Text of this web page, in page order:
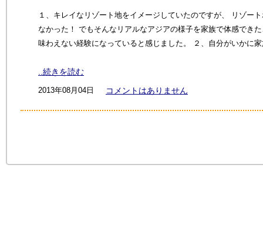
１、キレイなリゾート地をイメージしていたのですが、 リゾー
なかった！ でもそんなリアルなアジアの様子を家族で体感でき
味わえない経験になっていると感じました。 ２、自分がいかに
..続きを読む
2013年08月04日 コメントはありません